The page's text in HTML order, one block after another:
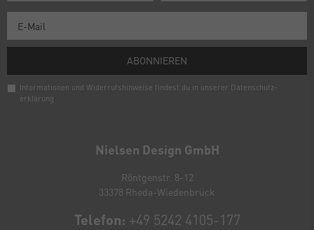
Nielsen Design GmbH
Röntgenstr. 8-12
33378 Rheda-Wiedenbrück
Telefon: +49 5242 4105-177
ABONNIEREN
Informationen und Widerrufshinweise findest du in unserer Daten­schutz­
erklärung